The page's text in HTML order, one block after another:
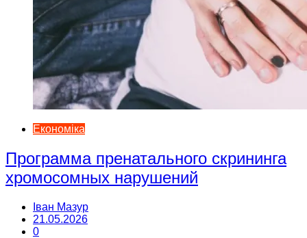
Економіка
Программа пренатального скрининга
хромосомных нарушений
Іван Мазур
21.05.2026
0